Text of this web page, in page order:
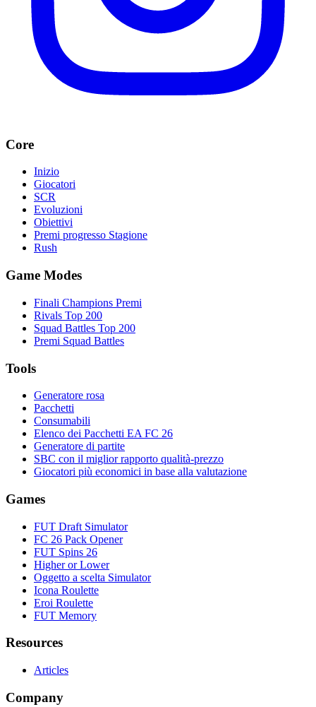
Core
Inizio
Giocatori
SCR
Evoluzioni
Obiettivi
Premi progresso Stagione
Rush
Game Modes
Finali Champions Premi
Rivals Top 200
Squad Battles Top 200
Premi Squad Battles
Tools
Generatore rosa
Pacchetti
Consumabili
Elenco dei Pacchetti EA FC 26
Generatore di partite
SBC con il miglior rapporto qualità-prezzo
Giocatori più economici in base alla valutazione
Games
FUT Draft Simulator
FC 26 Pack Opener
FUT Spins 26
Higher or Lower
Oggetto a scelta Simulator
Icona Roulette
Eroi Roulette
FUT Memory
Resources
Articles
Company